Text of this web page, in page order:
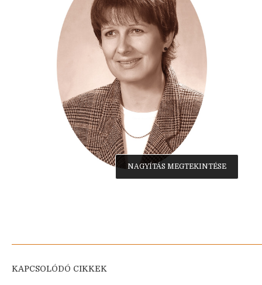
NAGYÍTÁS MEGTEKINTÉSE
KAPCSOLÓDÓ CIKKEK